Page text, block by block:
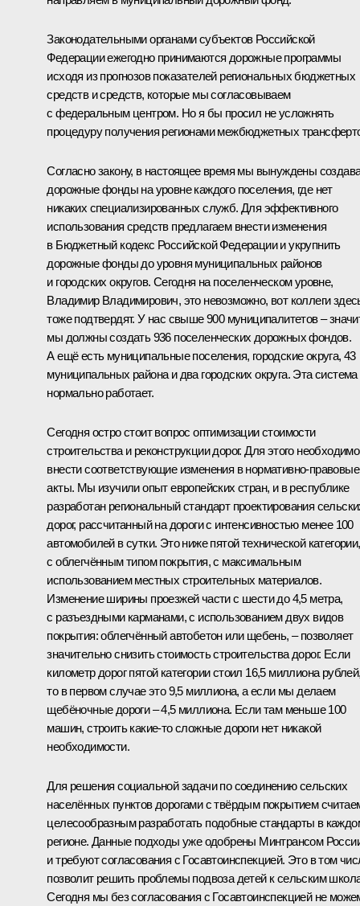
Законодательными органами субъектов Российской
Федерации ежегодно принимаются дорожные программы
исходя из прогнозов показателей региональных бюджетных
средств и средств, которые мы согласовываем
с федеральным центром. Но я бы просил не усложнять
процедуру получения регионами межбюджетных
Согласно закону, в настоящее время мы вынуждены
дорожные фонды на уровне каждого поселения, где нет
никаких специализированных служб. Для эффективного
использования средств предлагаем внести изменения
в Бюджетный кодекс Российской Федерации и укрупнить
дорожные фонды до уровня муниципальных районов
и городских округов. Сегодня на поселенческом уровне,
Владимир Владимирович, это невозможно, вот коллеги
тоже подтвердят. У нас свыше 900 муниципалитетов –
мы должны создать 936 поселенческих дорожных фондов.
А ещё есть муниципальные поселения, городские округа, 43
муниципальных района и два городских округа. Эта система
нормально работает.
Сегодня остро стоит вопрос оптимизации стоимости
строительства и реконструкции дорог. Для этого необходимо
внести соответствующие изменения в нормативно-правовые
акты. Мы изучили опыт европейских стран, и в республике
разработан региональный стандарт проектирования
дорог, рассчитанный на дороги с интенсивностью менее 100
автомобилей в сутки. Это ниже пятой технической категории,
с облегчённым типом покрытия, с максимальным
использованием местных строительных материалов.
Изменение ширины проезжей части с шести до 4,5 метра,
с разъездными карманами, с использованием двух видов
покрытия: облегчённый автобетон или щебень, – позволяет
значительно снизить стоимость строительства дорог. Если
километр дорог пятой категории стоил 16,5 миллиона
то в первом случае это 9,5 миллиона, а если мы делаем
щебёночные дороги – 4,5 миллиона. Если там меньше 100
машин, строить какие‑то сложные дороги нет никакой
необходимости.
Для решения социальной задачи по соединению сельских
населённых пунктов дорогами с твёрдым покрытием
целесообразным разработать подобные стандарты в
регионе. Данные подходы уже одобрены Минтрансом
и требуют согласования с Госавтоинспекцией. Это в том
позволит решить проблемы подвоза детей к сельским
Сегодня мы без согласования с Госавтоинспекцией не